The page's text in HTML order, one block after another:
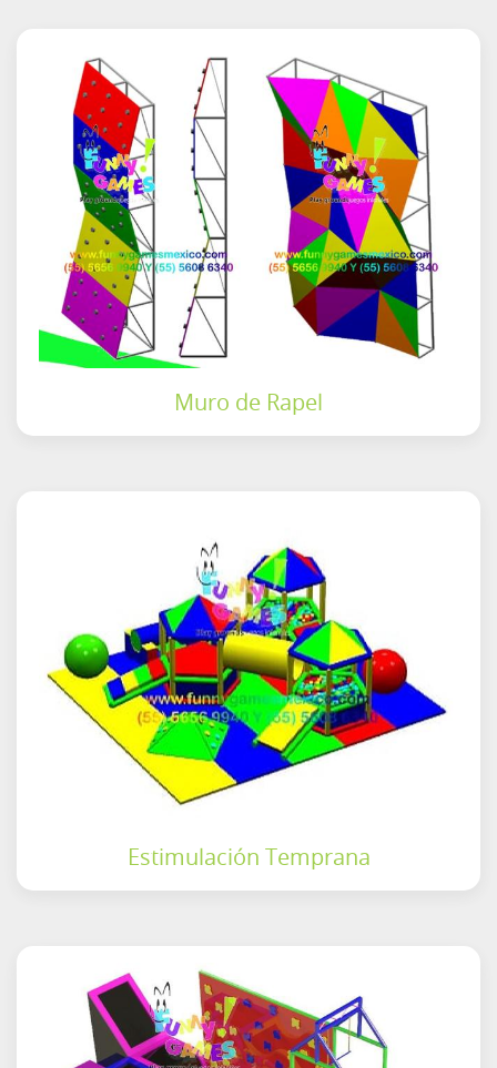
Muro de Rapel
Estimulación Temprana